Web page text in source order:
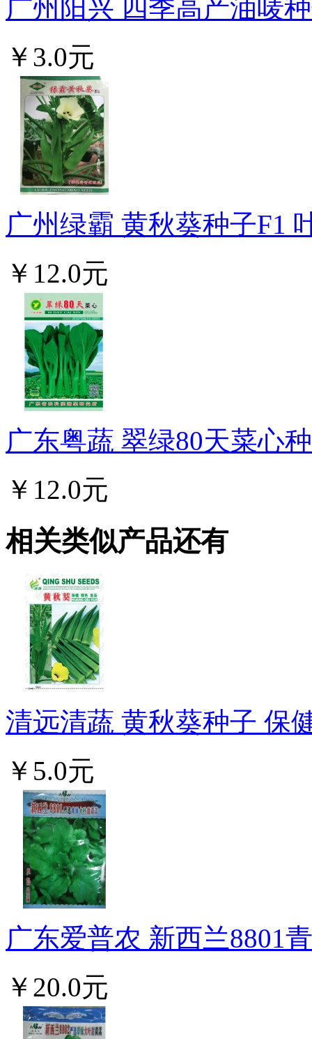
广州阳兴 四季高产油唛
￥3.0元
广州绿霸 黄秋葵种子F1
￥12.0元
广东粤蔬 翠绿80天菜心
￥12.0元
相关类似产品还有
清远清蔬 黄秋葵种子 保
￥5.0元
广东爱普农 新西兰8801
￥20.0元